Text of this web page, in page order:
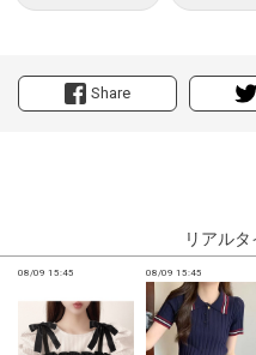
Share
リアル
08/09 15:45 08/09 15:45